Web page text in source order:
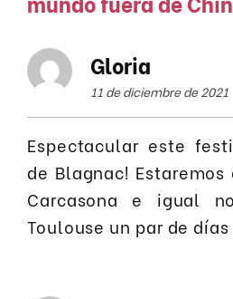
Gloria
11 de diciembre de 2021
Espectacular este
de Blagnac!
Carcasona e igual
Toulouse un par de